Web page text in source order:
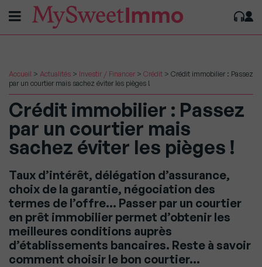
Accueil > Actualités > Investir / Financer > Crédit > Crédit immobilier : Passez
par un courtier mais sachez éviter les pièges !
Crédit immobilier : Passez
par un courtier mais
sachez éviter les pièges !
Taux d’intérêt, délégation d’assurance,
choix de la garantie, négociation des
termes de l’offre… Passer par un courtier
en prêt immobilier permet d’obtenir les
meilleures conditions auprès
d’établissements bancaires. Reste à savoir
comment choisir le bon courtier…